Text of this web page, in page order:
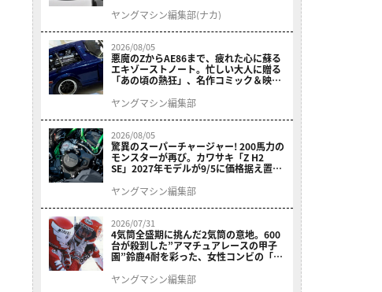
ニット プレシャスレイ スモール］
ヤングマシン編集部(ナカ)
2026/08/05
悪魔のZからAE86まで、疲れた心に蘇る
エキゾーストノート。忙しい大人に贈る
「あの頃の熱狂」、名作コミック＆映画
結！
ヤングマシン編集部
2026/08/05
驚異のスーパーチャージャー! 200馬力の
モンスターが再び。カワサキ「Z H2
SE」2027年モデルが9/5に価格据え置き
ヤングマシン編集部
2026/07/31
4気筒全盛期に挑んだ2気筒の意地。600
台が殺到した”アマチュアレースの甲子
園”鈴鹿4耐を彩った、女性コンビの「ス
ヤングマシン編集部